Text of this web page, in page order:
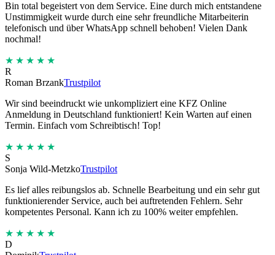
Bin total begeistert von dem Service. Eine durch mich entstandene
Unstimmigkeit wurde durch eine sehr freundliche Mitarbeiterin
telefonisch und über WhatsApp schnell behoben! Vielen Dank
nochmal!
★★★★★
R
Roman BrzankTrustpilot
Wir sind beeindruckt wie unkompliziert eine KFZ Online
Anmeldung in Deutschland funktioniert! Kein Warten auf einen
Termin. Einfach vom Schreibtisch! Top!
★★★★★
S
Sonja Wild-MetzkoTrustpilot
Es lief alles reibungslos ab. Schnelle Bearbeitung und ein sehr gut
funktionierender Service, auch bei auftretenden Fehlern. Sehr
kompetentes Personal. Kann ich zu 100% weiter empfehlen.
★★★★★
D